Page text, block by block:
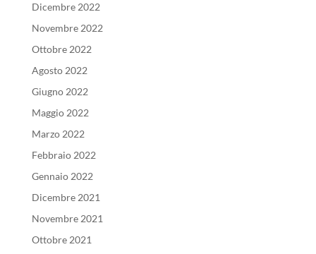
Dicembre 2022
Novembre 2022
Ottobre 2022
Agosto 2022
Giugno 2022
Maggio 2022
Marzo 2022
Febbraio 2022
Gennaio 2022
Dicembre 2021
Novembre 2021
Ottobre 2021